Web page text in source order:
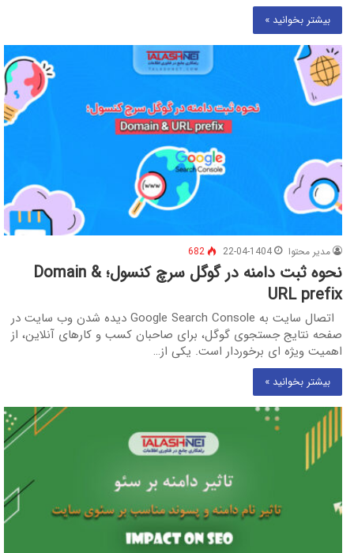
بیشتر بخوانید »
مدیر محتوا 22-04-1404
682
نحوه ثبت دامنه در گوگل سرچ کنسول؛ Domain &
URL prefix
اتصال سایت به Google Search Console دیده شدن وب‌ سایت در
صفحه نتایج جستجوی گوگل، برای صاحبان کسب و کارهای آنلاین، از
اهمیت ویژه‌ ای برخوردار است. یکی از…
بیشتر بخوانید »